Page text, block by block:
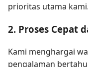
prioritas utama kami.
2. Proses Cepat
Kami menghargai
pengalaman